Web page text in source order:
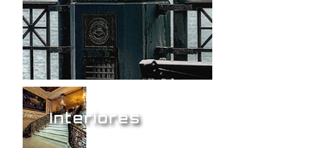
Interiores